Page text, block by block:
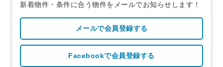
新着物件・条件に合う物件をメールでお知らせします！
メールで会員登録する
Facebookで会員登録する